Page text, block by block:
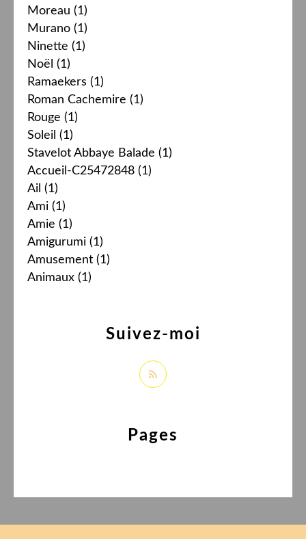
Moreau (1)
Murano (1)
Ninette (1)
Noël (1)
Ramaekers (1)
Roman Cachemire (1)
Rouge (1)
Soleil (1)
Stavelot Abbaye Balade (1)
Accueil-C25472848 (1)
Ail (1)
Ami (1)
Amie (1)
Amigurumi (1)
Amusement (1)
Animaux (1)
Pages
Suivez-moi